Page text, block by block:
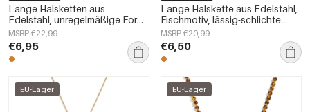
Lange Halsketten aus
Edelstahl, unregelmäßige Form,
schlichte Alltags-Serie,
Damenschmuck
MSRP €22,99
€6,95
Lange Halskette aus Edelstahl,
Fischmotiv, lässig-schlichte
Serie, Damenschmuck
MSRP €20,99
€6,50
EU-Lager EU-Lager